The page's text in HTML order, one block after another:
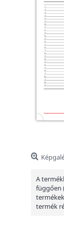
A
függően
termék